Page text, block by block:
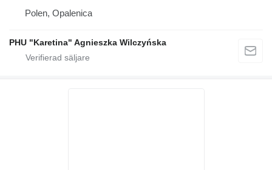
Polen, Opalenica
PHU "Karetina" Agnieszka Wilczyńska